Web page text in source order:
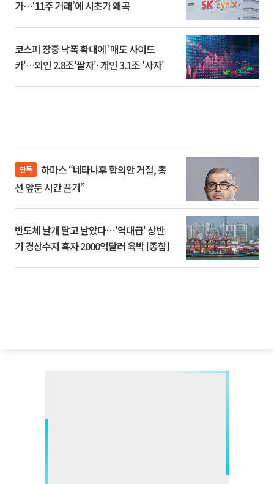
가⋯‘11주 거래’에 시초가 왜곡
코스피 장중 낙폭 확대에 '매도 사이드
카'…외인 2.8조'팔자'· 개인 3.1조 '사자'
단독
선 앞둔 시간 끌기”
반도체 날개 달고 날았다⋯'역대급' 상반
기 경상수지 흑자 2000억달러 육박 [종합]